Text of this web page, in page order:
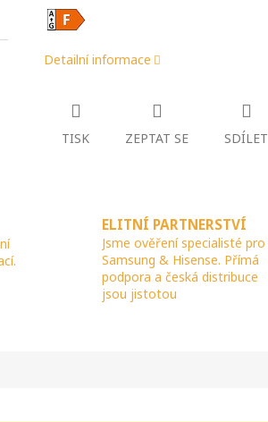
Detailní informace
TISK ZEPTAT SE SDÍLET
ELITNÍ PARTNERSTVÍ
Jsme ověření specialisté pro
Samsung & Hisense. Přímá
podpora a česká distribuce
jsou jistotou